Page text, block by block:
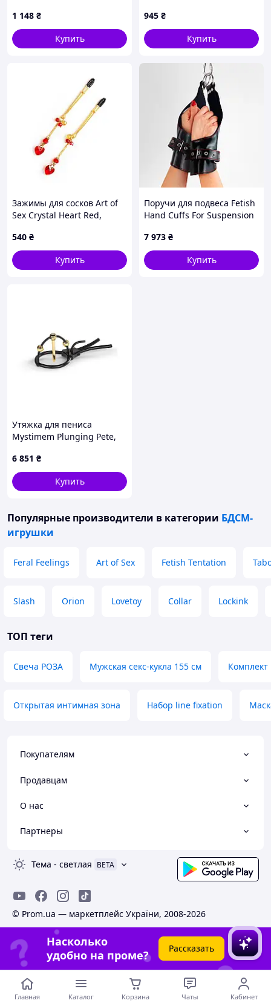
Gag Ball Talla
1 148 ₴
Купить
нейлон+хлопок
945 ₴
Купить
Зажимы для сосков Art of
Sex Crystal Heart Red,
540 ₴
Купить
Поручи для подвеса Fetish
Hand Cuffs For Suspension
gigante.com.ua
7 973 ₴
Купить
Утяжка для пениса
Mystimem Plunging Pete,
шариками и коротким
уретральным зондом
6 851 ₴
Купить
Популярные производители в категории БДСМ-
игрушки
Feral Feelings Art of Sex Fetish Tentation
Slash Orion Lovetoy Collar Lockink
ТОП теги
Свеча РОЗА Мужская секс-кукла 155 см
Открытая интимная зона Набор line fixation
Покупателям
Продавцам
О нас
Партнеры
Тема - светлая BETA
© Prom.ua — маркетплейс України, 2008-2026
Насколько
удобно на проме?
Рассказать
Главная Каталог Корзина Чаты Кабинет